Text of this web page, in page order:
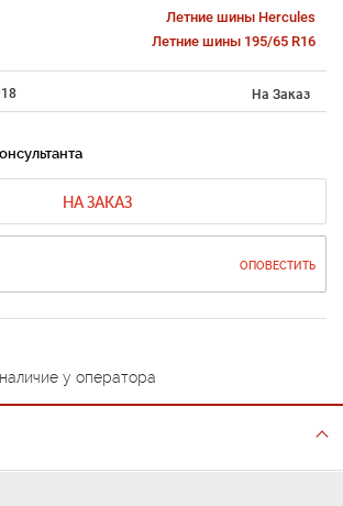
Летние шины Hercules
Летние шины 195/65 R16
На Заказ
НА ЗАКАЗ
ОПОВЕСТИТЬ
у оператора